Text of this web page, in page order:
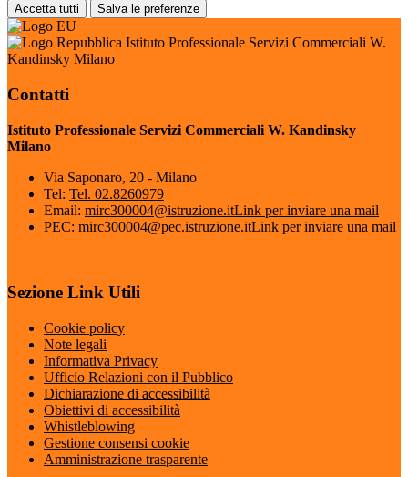
Accetta tutti Salva le preferenze
Istituto Professionale Servizi Commerciali W.
Kandinsky Milano
Contatti
Istituto Professionale Servizi Commerciali W. Kandinsky
Milano
Via Saponaro, 20 - Milano
Tel: Tel. 02.8260979
Email: mirc300004@istruzione.itLink per inviare una mail
PEC: mirc300004@pec.istruzione.itLink per inviare una mail
Sezione Link Utili
Cookie policy
Note legali
Informativa Privacy
Ufficio Relazioni con il Pubblico
Dichiarazione di accessibilità
Obiettivi di accessibilità
Whistleblowing
Gestione consensi cookie
Amministrazione trasparente